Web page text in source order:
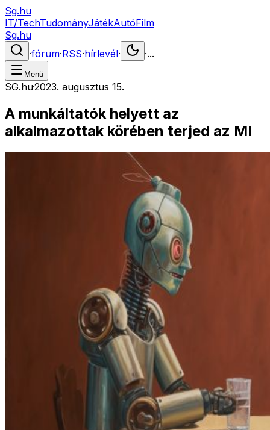
Sg.hu
IT/TechTudományJátékAutóFilm
Sg.hu
·fórum·RSS·hírlevél· ·...
Menü
SG.hu·2023. augusztus 15.
A munkáltatók helyett az
alkalmazottak körében terjed az MI